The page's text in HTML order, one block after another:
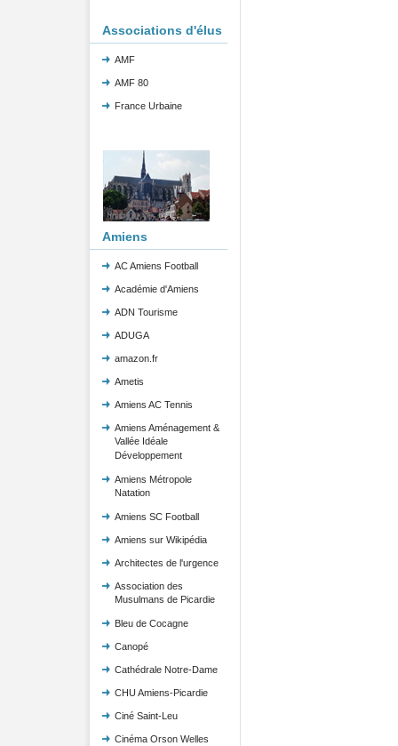
Associations d'élus
AMF
AMF 80
France Urbaine
Amiens
AC Amiens Football
Académie d'Amiens
ADN Tourisme
ADUGA
amazon.fr
Ametis
Amiens AC Tennis
Amiens Aménagement &
Vallée Idéale
Développement
Amiens Métropole
Natation
Amiens SC Football
Amiens sur Wikipédia
Architectes de l'urgence
Association des
Musulmans de Picardie
Bleu de Cocagne
Canopé
Cathédrale Notre-Dame
CHU Amiens-Picardie
Ciné Saint-Leu
Cinéma Orson Welles